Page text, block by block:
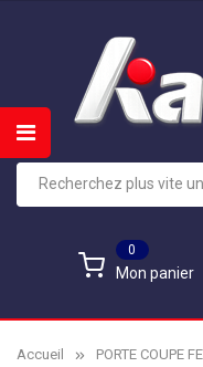
0
Mon panier
Accueil PORTE COUPE